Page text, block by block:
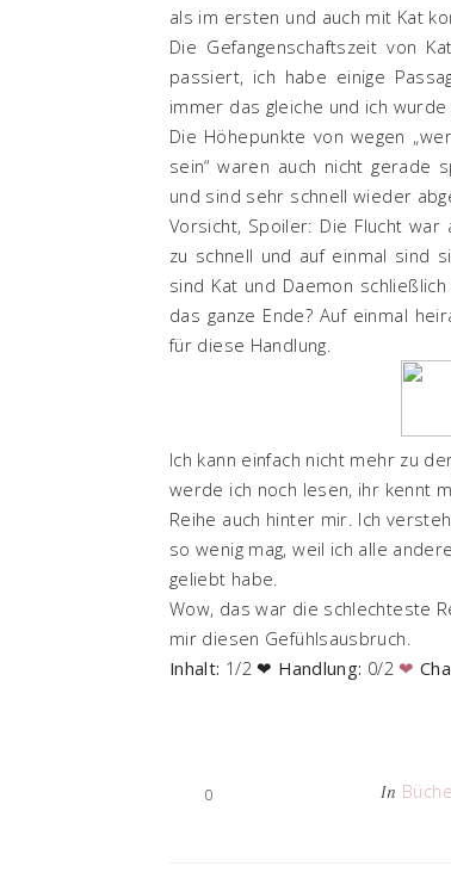
als im ersten und auch mit Kat
Die Gefangenschaftszeit von
passiert, ich habe einige
immer das gleiche und ich
Die Höhepunkte von wegen
sein“ waren auch nicht gerade
und sind sehr schnell wieder
Vorsicht, Spoiler: Die Flucht war
zu schnell und auf einmal sind
sind Kat und Daemon
das ganze Ende? Auf einmal
für diese Handlung.
Ich kann einfach nicht mehr zu
werde ich noch lesen, ihr kennt
Reihe auch hinter mir. Ich
so wenig mag, weil ich alle
geliebt habe.
Wow, das war die schlechteste
mir diesen Gefühlsausbruch.
Inhalt: 1/2❤ Handlung: 0/2 ❤
0 In